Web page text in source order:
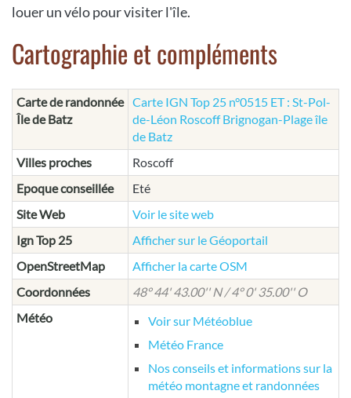
louer un vélo pour visiter l'île.
Cartographie et compléments
Carte de randonnée
Île de Batz
Carte IGN Top 25 n°0515 ET : St-Pol-
de-Léon Roscoff Brignogan-Plage île
de Batz
Villes proches
Roscoff
Epoque conseillée
Eté
Site Web
Voir le site web
Ign Top 25
Afficher sur le Géoportail
OpenStreetMap
Afficher la carte OSM
Coordonnées
48° 44' 43.00'' N / 4° 0' 35.00'' O
Météo
Voir sur Météoblue
Météo France
Nos conseils et informations sur la
météo montagne et randonnées